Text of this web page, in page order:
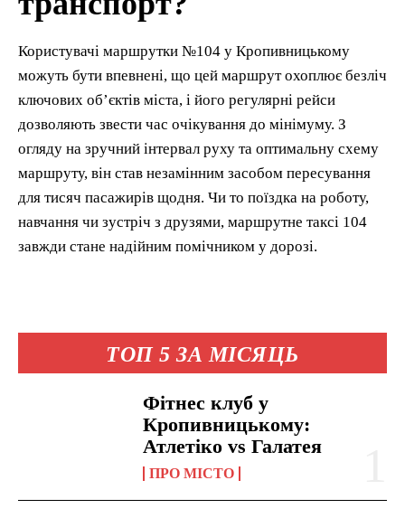
ТОП 5 ЗА МІСЯЦЬ
Фітнес клуб у
Кропивницькому:
Атлетіко vs Галатея
ПРО МІСТО
Користувачі маршрутки №104 у Кропивницькому
можуть бути впевнені, що цей маршрут охоплює безліч
ключових об’єктів міста, і його регулярні рейси
дозволяють звести час очікування до мінімуму. З
огляду на зручний інтервал руху та оптимальну схему
маршруту, він став незамінним засобом пересування
для тисяч пасажирів щодня. Чи то поїздка на роботу,
навчання чи зустріч з друзями, маршрутне таксі 104
завжди стане надійним помічником у дорозі.